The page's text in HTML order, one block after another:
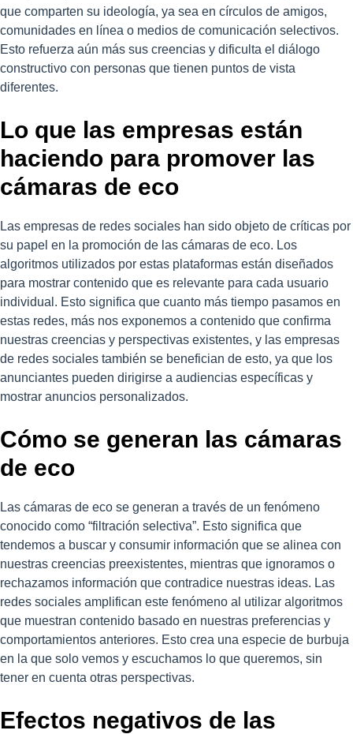
que comparten su ideología, ya sea en círculos de amigos,
comunidades en línea o medios de comunicación selectivos.
Esto refuerza aún más sus creencias y dificulta el diálogo
constructivo con personas que tienen puntos de vista
diferentes.
Lo que las empresas están
haciendo para promover las
cámaras de eco
Las empresas de redes sociales han sido objeto de críticas por
su papel en la promoción de las cámaras de eco. Los
algoritmos utilizados por estas plataformas están diseñados
para mostrar contenido que es relevante para cada usuario
individual. Esto significa que cuanto más tiempo pasamos en
estas redes, más nos exponemos a contenido que confirma
nuestras creencias y perspectivas existentes, y las empresas
de redes sociales también se benefician de esto, ya que los
anunciantes pueden dirigirse a audiencias específicas y
mostrar anuncios personalizados.
Cómo se generan las cámaras
de eco
Las cámaras de eco se generan a través de un fenómeno
conocido como “filtración selectiva”. Esto significa que
tendemos a buscar y consumir información que se alinea con
nuestras creencias preexistentes, mientras que ignoramos o
rechazamos información que contradice nuestras ideas. Las
redes sociales amplifican este fenómeno al utilizar algoritmos
que muestran contenido basado en nuestras preferencias y
comportamientos anteriores. Esto crea una especie de burbuja
en la que solo vemos y escuchamos lo que queremos, sin
tener en cuenta otras perspectivas.
Efectos negativos de las